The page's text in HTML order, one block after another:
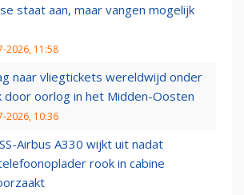
staat aan, maar vangen mogelijk
2026, 11:58
naar vliegtickets wereldwijd onder
door oorlog in het Midden-Oosten
2026, 10:36
Airbus A330 wijkt uit nadat
rook in cabine